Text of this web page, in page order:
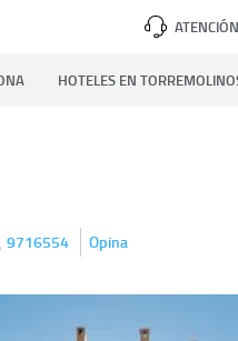
HOTELES EN
9716554 Opina